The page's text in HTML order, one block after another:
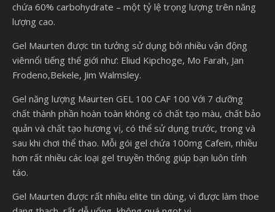
chứa 60% carbohydrate – một tỷ lệ trọng lượng trên năng
lượng cao.
Gel Maurten được tin tưởng sử dụng bởi nhiều vận động
viênnổi tiếng thế giới như: Eliud Kipchoge, Mo Farah, Jan
Frodeno,Bekele, Jim Walmsley.
Gel năng lượng Maurten GEL 100 CAF 100 Với 7 dưỡng
chất thành phần hoàn toàn không có chất tạo màu, chất bảo
quản và chất tạo hương vị, có thể sử dụng trước, trong và
sau khi chơi thể thao. Mỗi gói gel chứa 100mg Cafein, nhiều
hơn rất nhiều các loại gel truyền thống giúp bạn luôn tỉnh
táo.
Gel Maurten được rất nhiều elite tin dùng, vì được làm thoe